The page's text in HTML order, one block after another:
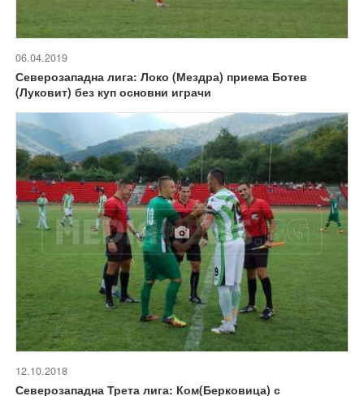
06.04.2019
Северозападна лига: Локо (Мездра) приема Ботев
(Луковит) без куп основни играчи
12.10.2018
Северозападна Трета лига: Ком(Берковица) с